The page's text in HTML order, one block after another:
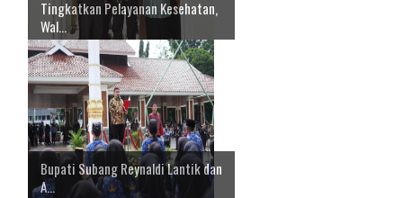
Tingkatkan Pelayanan Kesehatan,
Wal...
Bupati Subang Reynaldi Lantik dan
A...